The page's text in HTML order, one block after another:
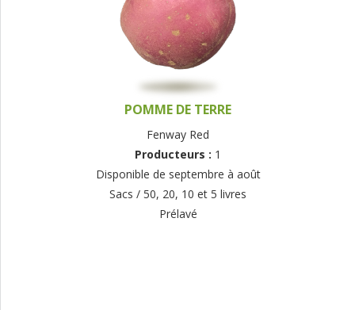
POMME DE TERRE
Fenway Red
Producteurs : 1
Disponible de septembre à août
Sacs / 50, 20, 10 et 5 livres
Prélavé